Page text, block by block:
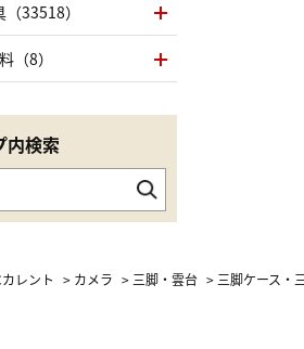
33518）
（8）
内検索
カレント > カメラ > 三脚・雲台 > 三脚ケース・